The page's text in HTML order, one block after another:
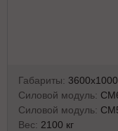
Габариты:
Силовой модуль:
Силовой модуль:
Вес: 2100 кг